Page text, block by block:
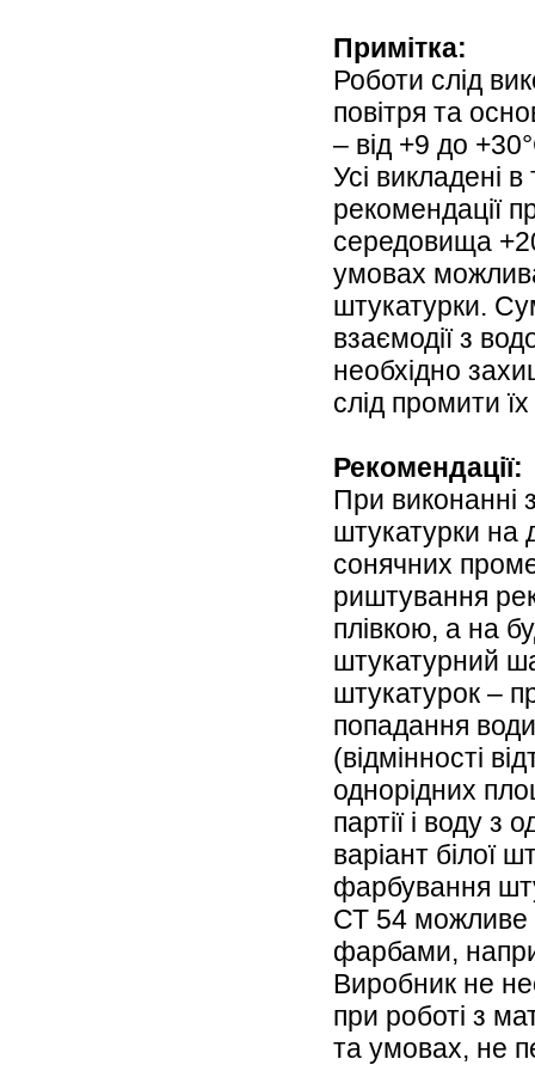
Примітка:
Роботи слід
повітря та
– від +9 до
Усі викладені
рекомендації
середовища
умовах
штукатурки.
взаємодії з
необхідно
слід промити
Рекомендації:
При виконанні
штукатурки на
сонячних
риштування
плівкою, а на
штукатурний
штукатурок –
попадання
(відмінності
однорідних
партії і воду з
варіант білої
фарбування
СТ 54 можливе
фарбами,
Виробник не
при роботі з
та умовах, не